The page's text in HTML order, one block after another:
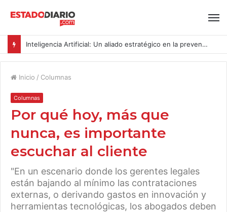
Inteligencia Artificial: Un aliado estratégico en la prevención del acoso y la violencia laboral bajo la Ley Karin
Inicio / Columnas
Columnas
Por qué hoy, más que
nunca, es importante
escuchar al cliente
"En un escenario donde los gerentes legales
están bajando al mínimo las contrataciones
externas, o derivando gastos en innovación y
herramientas tecnológicas, los abogados deben